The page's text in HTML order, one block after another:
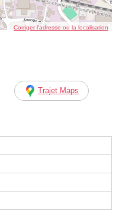
Corriger l’adresse ou la localisation
Trajet Maps